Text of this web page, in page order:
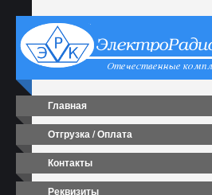
Главная
Отгрузка / Оплата
Контакты
Реквизиты